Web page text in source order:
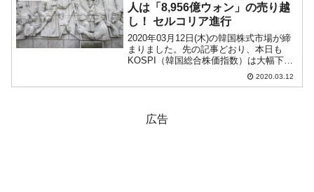
人は「8,956億ウォン」の売り越
し！ セルコリア進行
2020年03月12日(木)の韓国株式市場が締
まりました。先の記事どおり、本日も
KOSPI（韓国総合株価指数）は大幅下落
です。以下は本日の日足チャート（チャ
ートは『Investing.com』より引用：以下
2020.03.12
広告